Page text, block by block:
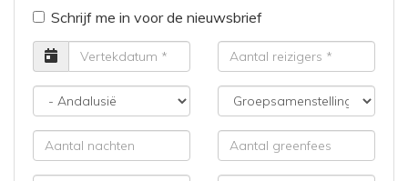
Schrijf me in voor de nieuwsbrief
Vertrekdatum
Aantal
reizigers
Bestemming
Groepsamenstelling
Aantal
nachten
Aantal
greenfees